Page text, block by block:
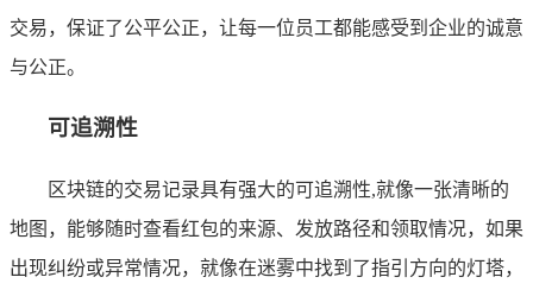
交易，保证了公平公正，让每一位员工都能感受到企业的诚意
与公正。
可追溯性
区块链的交易记录具有强大的可追溯性,就像一张清晰的
地图，能够随时查看红包的来源、发放路径和领取情况，如果
出现纠纷或异常情况，就像在迷雾中找到了指引方向的灯塔，